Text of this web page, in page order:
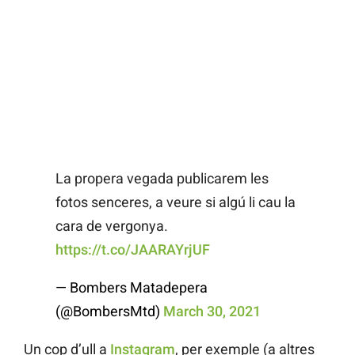
La propera vegada publicarem les
fotos senceres, a veure si algú li cau la
cara de vergonya.
https://t.co/JAARAYrjUF
— Bombers Matadepera
(@BombersMtd) March 30, 2021
Un cop d’ull a Instagram, per exemple (a altres